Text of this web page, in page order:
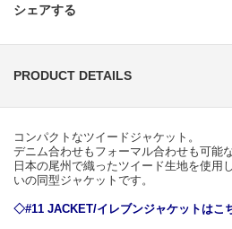
シェアする
PRODUCT DETAILS
コンパクトなツイードジャケット。
デニム合わせもフォーマル合わせも可能
日本の尾州で織ったツイード生地を使用
いの同型ジャケットです。
◇#11 JACKET/イレブンジャケットはこ